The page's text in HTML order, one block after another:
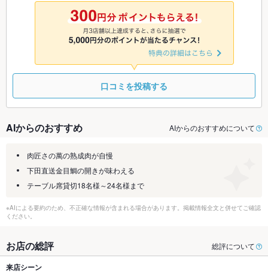
9/7
◎ ◎ ◎ ◎
口コミを投稿する
AIからのおすすめ AIからのおすすめについて
肉匠さの萬の熟成肉が自慢
下田直送金目鯛の開きが味わえる
テーブル席貸切18名様～24名様まで
※AIによる要約のため、不正確な情報が含まれる場合があります。掲載情報全文と併せてご確認
ください。
お店の総評 総評について
来店シーン